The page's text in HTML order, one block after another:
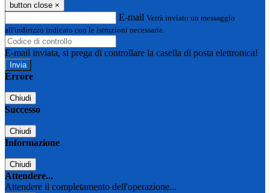
button close ×
E-mail Verrà inviato un messaggio
all'indirizzo indicato con le istruzioni necessarie.
E-mail inviata, si prega di controllare la casella di posta elettronica!
Errore
Chiudi
Successo
Chiudi
Informazione
Chiudi
Attendere...
Attendere il completamento dell'operazione...